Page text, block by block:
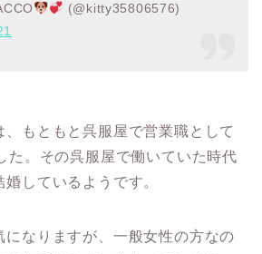
(@kitty35806576)
もともと呉服屋で営業職として
た。その呉服屋で働いていた時代
しているようです。
になりますが、一般女性の方なの